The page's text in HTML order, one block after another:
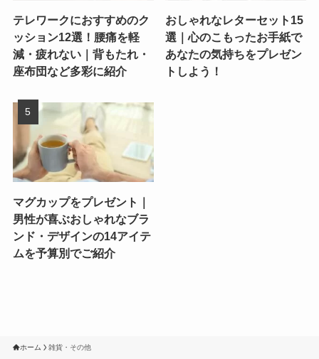
テレワークにおすすめのク
ッション12選！腰痛を軽
減・疲れない｜背もたれ・
座布団など多彩に紹介
おしゃれなレターセット15
選｜心のこもったお手紙で
あなたの気持ちをプレゼン
トしよう！
マグカップをプレゼント｜
男性が喜ぶおしゃれなブラ
ンド・デザインの14アイテ
ムを予算別でご紹介
ホーム 雑貨・その他